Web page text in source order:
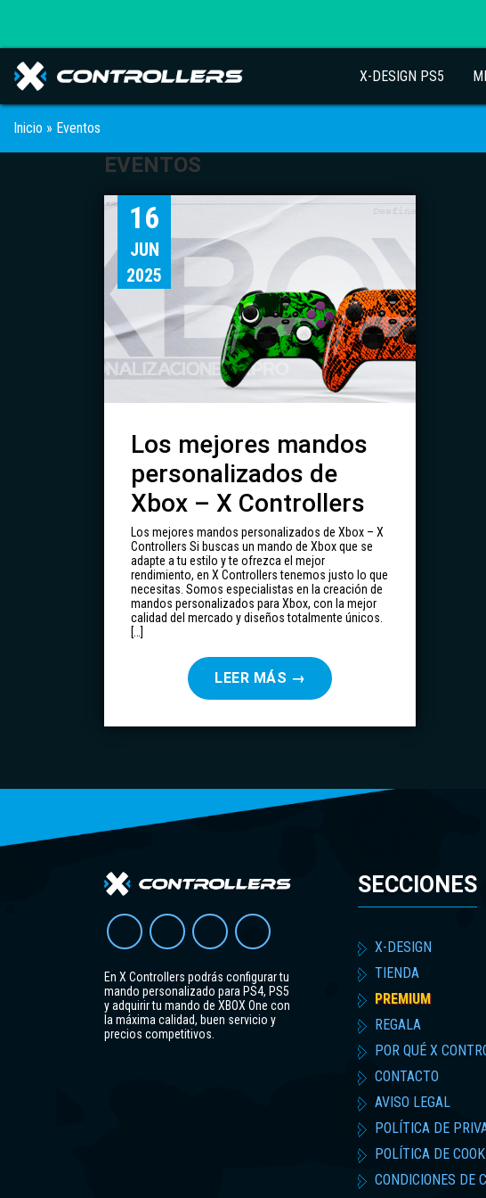
X-DESIGN PS5
Inicio » Eventos
EVENTOS
16
JUN
2025
Los mejores mandos
personalizados de
Xbox – X Controllers
Los mejores mandos personalizados de Xbox – X
Controllers Si buscas un mando de Xbox que se
adapte a tu estilo y te ofrezca el mejor
rendimiento, en X Controllers tenemos justo lo que
necesitas. Somos especialistas en la creación de
mandos personalizados para Xbox, con la mejor
calidad del mercado y diseños totalmente únicos.
[…]
LEER MÁS →
En X Controllers podrás configurar tu
mando personalizado para PS4, PS5
y adquirir tu mando de XBOX One con
la máxima calidad, buen servicio y
precios competitivos.
SECCIONES
X-DESIGN
TIENDA
PREMIUM
REGALA
POR QUÉ X
CONTACTO
AVISO LEGAL
POLÍTICA DE
POLÍTICA DE
CONDICIONES DE